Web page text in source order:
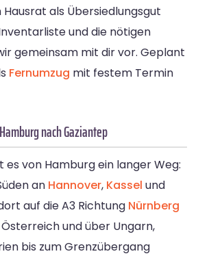
als Übersiedlungsgut
und die nötigen
gemeinsam mit dir vor. Geplant
Fernumzug mit festem Termin
nach Gaziantep
es von Hamburg ein langer Weg:
an Hannover, Kassel und
auf die A3 Richtung Nürnberg
und über Ungarn,
bis zum Grenzübergang